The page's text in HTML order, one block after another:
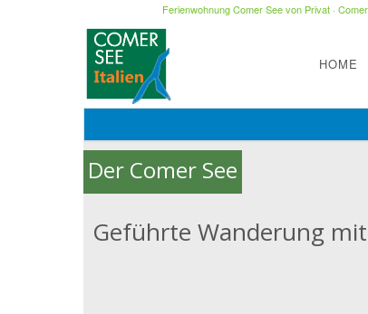
Ferienwohnung Comer See von Privat·
HOME
Der Comer See
Geführte Wanderung